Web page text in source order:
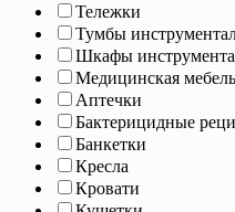
Тележки
Тумбы
Шкафы
Медицинская мебель
Аптечки
Бактерицидные
Банкетки
Кресла
Кровати